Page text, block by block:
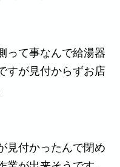
って事なんで給湯器
すが見付からずお店
見付かったんで閉め